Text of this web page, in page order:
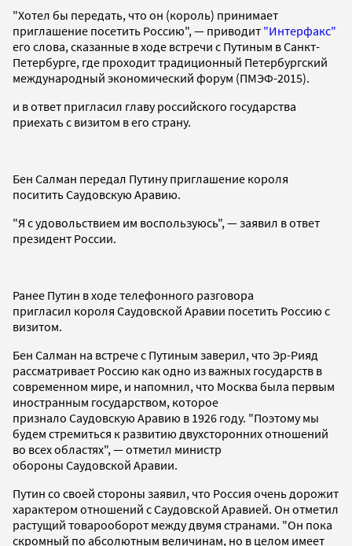
"Хотел бы передать, что он (король) принимает
приглашение посетить Россию", — приводит "Интерфакс"
его слова, сказанные в ходе встречи с Путиным в Санкт-
Петербурге, где проходит традиционный Петербургский
международный экономический форум (ПМЭФ-2015).
и в ответ пригласил главу российского государства
приехать с визитом в его страну.
Бен Салман передал Путину приглашение короля
поситить Саудовскую Аравию.
"Я с удовольствием им воспользуюсь", — заявил в ответ
президент России.
Ранее Путин в ходе телефонного разговора
пригласил короля Саудовской Аравии посетить Россию с
визитом.
Бен Салман на встрече с Путиным заверил, что Эр-Рияд
рассматривает Россию как одно из важных государств в
современном мире, и напомнил, что Москва была первым
иностранным государством, которое
признало Саудовскую Аравию в 1926 году. "Поэтому мы
будем стремиться к развитию двухсторонних отношений
во всех областях", — отметил министр
обороны Саудовской Аравии.
Путин со своей стороны заявил, что Россия очень дорожит
характером отношений с Саудовской Аравией. Он отметил
растущий товарооборот между двумя странами. "Он пока
скромный по абсолютным величинам, но в целом имеет